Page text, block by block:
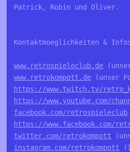
Patrick, Robin und Oliver.
Kontaktmoeglichkeiten &
www.retrospieleclub.de
www.retrokompott.de (unser
https://www.twitch.tv/
https://www.youtube.com/
facebook.com/retrospieleclub
https://www.facebook.com/
twitter.com/retrokompott
instagram.com/retrokompott